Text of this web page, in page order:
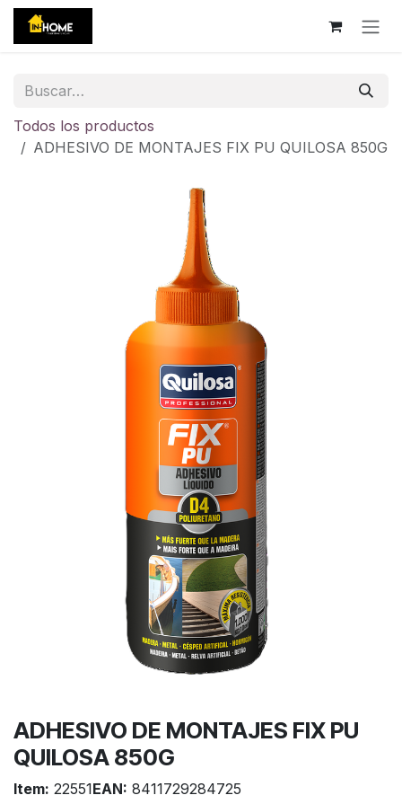
Ir al contenido
Todos los productos
ADHESIVO DE MONTAJES FIX PU QUILOSA 850G
ADHESIVO DE MONTAJES FIX PU
QUILOSA 850G
Item: 22551EAN: 8411729284725